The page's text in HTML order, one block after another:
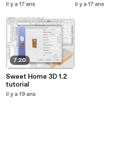
il y a 17 ans
7:20
Sweet Home 3D 1.2
tutorial
il y a 19 ans
il y a 17 ans